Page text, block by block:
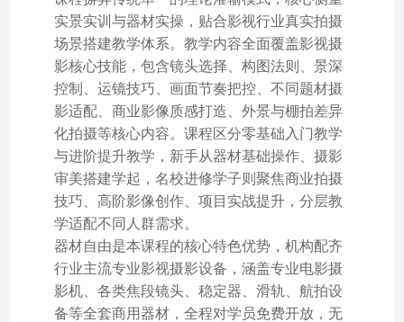
实景实训与器材实操，贴合影视行业真实拍摄
场景搭建教学体系。教学内容全面覆盖影视摄
影核心技能，包含镜头选择、构图法则、景深
控制、运镜技巧、画面节奏把控、不同题材摄
影适配、商业影像质感打造、外景与棚拍差异
化拍摄等核心内容。课程区分零基础入门教学
与进阶提升教学，新手从器材基础操作、摄影
审美搭建学起，名校进修学子则聚焦商业拍摄
技巧、高阶影像创作、项目实战提升，分层教
学适配不同人群需求。
器材自由是本课程的核心特色优势，机构配齐
行业主流专业影视摄影设备，涵盖专业电影摄
影机、各类焦段镜头、稳定器、滑轨、航拍设
备等全套商用器材，全程对学员免费开放，无